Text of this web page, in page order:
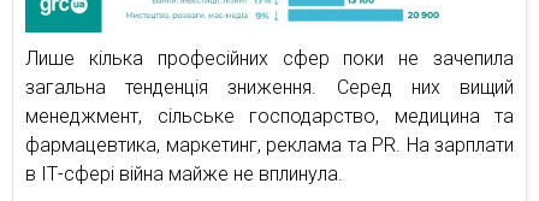
Лише кілька професійних сфер поки не зачепила
загальна тенденція зниження. Серед них вищий
менеджмент, сільське господарство, медицина та
фармацевтика, маркетинг, реклама та PR. На зарплати
в ІТ-сфері війна майже не вплинула.